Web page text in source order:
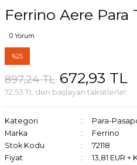
Ferrino Aere Para
0 Yorum
%25
897,24 TL 672,93 TL
72,53 TL den başlayan taksitlerle!
Kategori
Para-
Marka
Ferrino
Stok Kodu
72118
Fiyat
13,81 EUR +